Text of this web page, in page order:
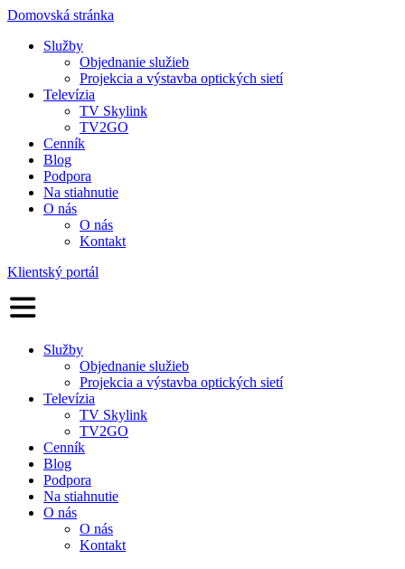
Domovská stránka
Služby
Objednanie služieb
Projekcia a výstavba optických sietí
Televízia
TV Skylink
TV2GO
Cenník
Blog
Podpora
Na stiahnutie
O nás
O nás
Kontakt
Klientský portál
Služby
Objednanie služieb
Projekcia a výstavba optických sietí
Televízia
TV Skylink
TV2GO
Cenník
Blog
Podpora
Na stiahnutie
O nás
O nás
Kontakt